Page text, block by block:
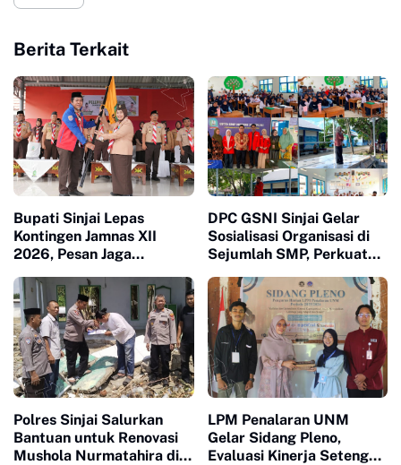
Berita Terkait
Bupati Sinjai Lepas
Kontingen Jamnas XII
2026, Pesan Jaga
Prestasi
DPC GSNI Sinjai Gelar
Sosialisasi Organisasi di
Sejumlah SMP, Perkuat
Kepemimpinan Pelajar
Polres Sinjai Salurkan
Bantuan untuk Renovasi
Mushola Nurmatahira di
LPM Penalaran UNM
Gelar Sidang Pleno,
Evaluasi Kinerja Setengah